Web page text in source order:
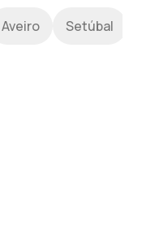
Aveiro Setúbal